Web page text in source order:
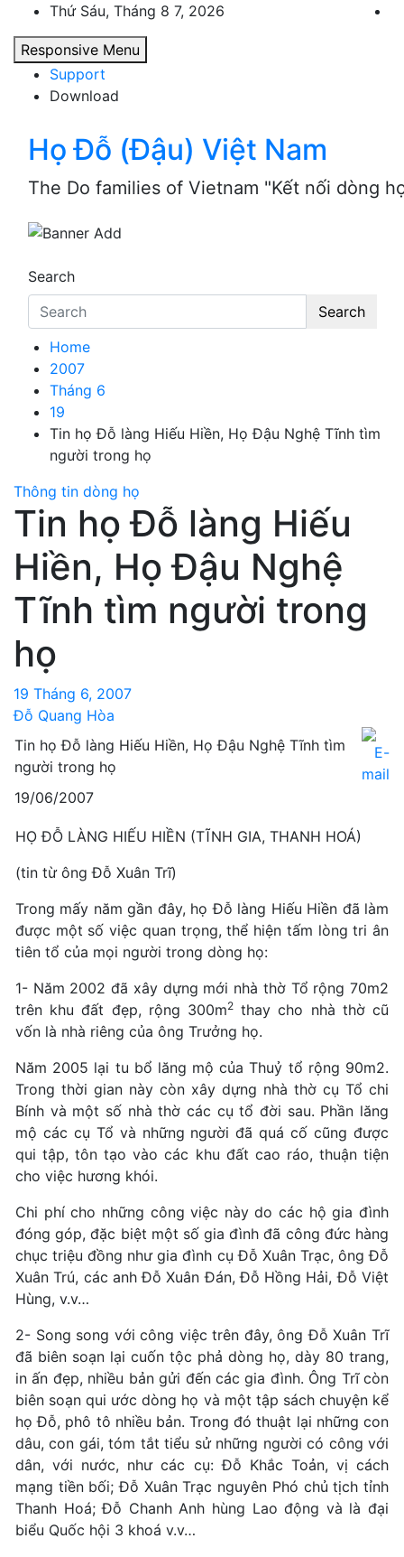
content
Thứ Sáu, Tháng 8 7, 2026
Responsive Menu
Support
Download
Họ Đỗ (Đậu) Việt Nam
The Do families of Vietnam "Kết nối dòng
Search
Search
Home
2007
Tháng 6
19
Tin họ Đỗ làng Hiếu Hiền, Họ Đậu Nghệ Tĩnh tìm
người trong họ
Thông tin dòng họ
Tin họ Đỗ làng Hiếu
Hiền, Họ Đậu Nghệ
Tĩnh tìm người trong
họ
19 Tháng 6, 2007
Đỗ Quang Hòa
Tin họ Đỗ làng Hiếu Hiền, Họ Đậu Nghệ Tĩnh tìm
người trong họ
19/06/2007
HỌ ĐỖ LÀNG HIẾU HIỀN (TĨNH GIA, THANH HOÁ)
(tin từ ông Đỗ Xuân Trĩ)
Trong mấy năm gần đây, họ Đỗ làng Hiếu Hiền đã làm
được một số việc quan trọng, thể hiện tấm lòng tri ân
tiên tổ của mọi người trong dòng họ:
1- Năm 2002 đã xây dựng mới nhà thờ Tổ rộng 70m2
trên khu đất đẹp, rộng 300m2 thay cho nhà thờ cũ
vốn là nhà riêng của ông Trưởng họ.
Năm 2005 lại tu bổ lăng mộ của Thuỷ tổ rộng 90m2.
Trong thời gian này còn xây dựng nhà thờ cụ Tổ chi
Bính và một số nhà thờ các cụ tổ đời sau. Phần lăng
mộ các cụ Tổ và những người đã quá cố cũng được
qui tập, tôn tạo vào các khu đất cao ráo, thuận tiện
cho việc hương khói.
Chi phí cho những công việc này do các hộ gia đình
đóng góp, đặc biệt một số gia đình đã công đức hàng
chục triệu đồng như gia đình cụ Đỗ Xuân Trạc, ông Đỗ
Xuân Trú, các anh Đỗ Xuân Đán, Đỗ Hồng Hải, Đỗ Việt
Hùng, v.v…
2- Song song với công việc trên đây, ông Đỗ Xuân Trĩ
đã biên soạn lại cuốn tộc phả dòng họ, dày 80 trang,
in ấn đẹp, nhiều bản gửi đến các gia đình. Ông Trĩ còn
biên soạn qui ước dòng họ và một tập sách chuyện kể
họ Đỗ, phô tô nhiều bản. Trong đó thuật lại những con
dâu, con gái, tóm tắt tiểu sử những người có công với
dân, với nước, như các cụ: Đỗ Khắc Toản, vị cách
mạng tiền bối; Đỗ Xuân Trạc nguyên Phó chủ tịch tỉnh
Thanh Hoá; Đỗ Chanh Anh hùng Lao động và là đại
biểu Quốc hội 3 khoá v.v…